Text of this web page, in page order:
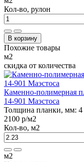
Кол-во, рулон
В корзину
Похожие товары
м2
скидка от количества
Каменно-полимерная
14-901 Маэстоса
Толщина планки, мм: 4
2100 р/м2
Кол-во, м2
м2